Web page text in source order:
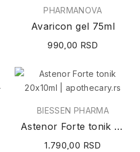
PHARMANOVA
Avaricon gel 75ml
990,00 RSD
BIESSEN PHARMA
Astenor Forte tonik 20x10ml
1.790,00 RSD